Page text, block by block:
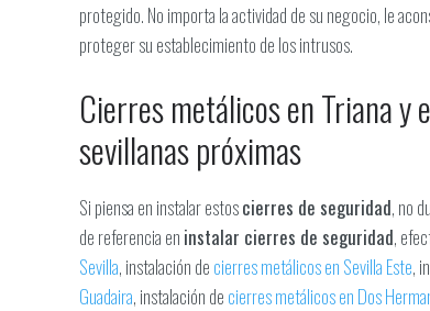
protegido. No importa la actividad de su negocio, le
proteger su establecimiento de los intrusos.
Cierres metálicos en Triana y
sevillanas próximas
Si piensa en instalar estoscierres de seguridad, no
de referencia en instalar cierres de seguridad,
Sevilla, instalación de cierres metálicos en Sevilla Este,
Guadaira, instalación de cierres metálicos en Dos